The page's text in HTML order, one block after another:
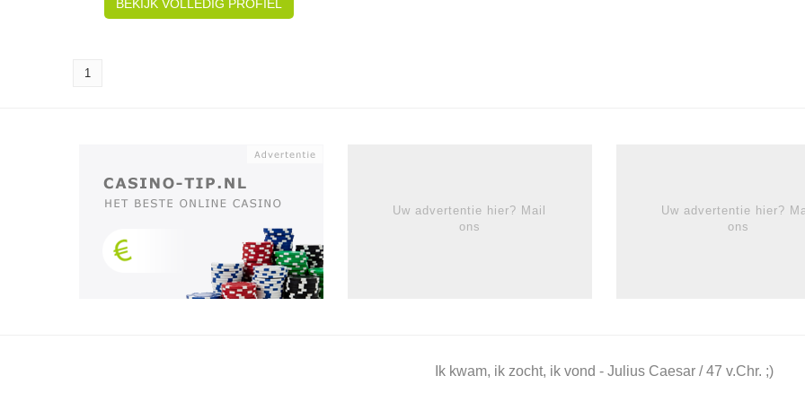
BEKIJK VOLLEDIG PROFIEL
1
Uw advertentie hier? Mail
ons
Uw advertentie hier?
ons
Ik kwam, ik zocht, ik vond - Julius Caesar / 47 v.Chr. ;)